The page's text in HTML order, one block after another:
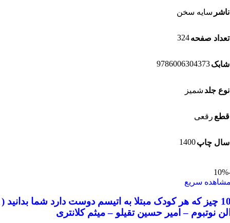
سایه سخن
صفحه324
9786006304373
جلدشمیز
رقعی
چاپ1400
سریع
10 چیز که هر کودک مبتلا به اتیسم دوست دارد شما بدانید (
نوتبوم – امیر حسین تقیلو – میثم کلانتری